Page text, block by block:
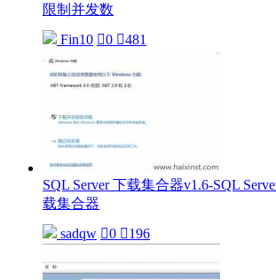
限制并发数
Fin10 0 481
SQL Server 下载集合器v1.6-SQL
载集合器
sadqw 0 196